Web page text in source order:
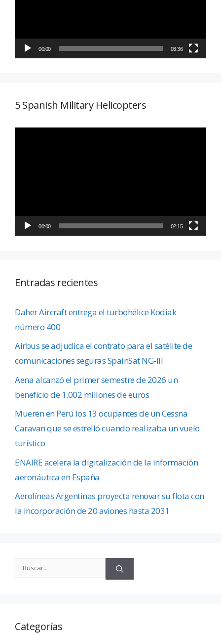
00:00 03:36
5 Spanish Military Helicopters
00:00 02:15
Entradas recientes
Daher Aircraft entrega el turbohélice Kodiak
número 400
Airbus se adjudica el contrato para el satélite de
comunicaciones seguras SpainSat NG-III
Aena alcanzó el primer semestre de 2026 un
beneficio de 1.002 millones de euros
Mueren en Perú los 13 ocupantes de un Cessna
Caravan que se estrelló cuando realizaba un vuelo
turístico
ENAIRE acelera la digitalización de la información
aeronáutica en España
Aerolíneas Argentinas proyecta renovar su flota con
la incorporación de 20 aviones hasta 2031
Categorías